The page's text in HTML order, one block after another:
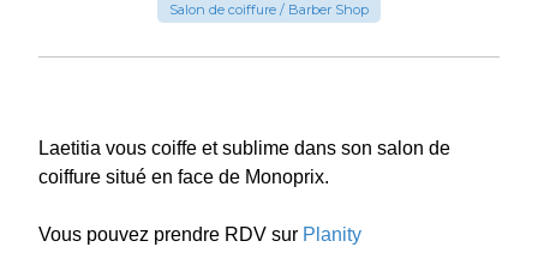
Salon de coiffure / Barber Shop
Laetitia vous coiffe et sublime dans son salon de
coiffure situé en face de Monoprix.
Vous pouvez prendre RDV sur Planity